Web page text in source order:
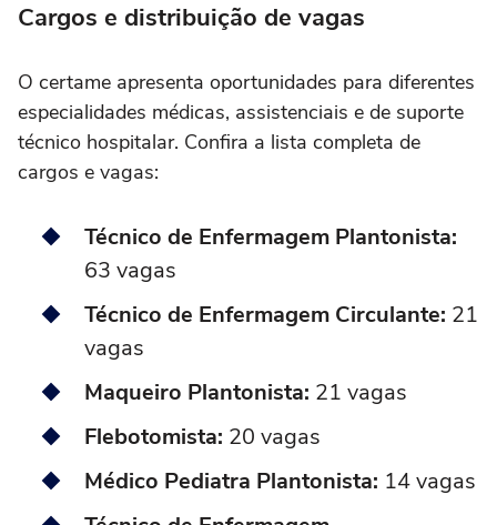
Cargos e distribuição de vagas
O certame apresenta oportunidades para diferentes
especialidades médicas, assistenciais e de suporte
técnico hospitalar. Confira a lista completa de
cargos e vagas:
Técnico de Enfermagem Plantonista:
63 vagas
Técnico de Enfermagem Circulante: 21
vagas
Maqueiro Plantonista: 21 vagas
Flebotomista: 20 vagas
Médico Pediatra Plantonista: 14 vagas